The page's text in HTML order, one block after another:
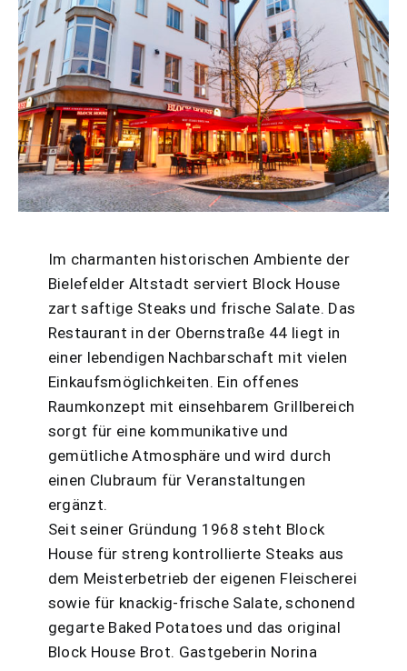
Im charmanten historischen Ambiente der
Bielefelder Altstadt serviert Block House
zart saftige Steaks und frische Salate. Das
Restaurant in der Obernstraße 44 liegt in
einer lebendigen Nachbarschaft mit vielen
Einkaufsmöglichkeiten. Ein offenes
Raumkonzept mit einsehbarem Grillbereich
sorgt für eine kommunikative und
gemütliche Atmosphäre und wird durch
einen Clubraum für Veranstaltungen
ergänzt.
Seit seiner Gründung 1968 steht Block
House für streng kontrollierte Steaks aus
dem Meisterbetrieb der eigenen Fleischerei
sowie für knackig-frische Salate, schonend
gegarte Baked Potatoes und das original
Block House Brot. Gastgeberin Norina